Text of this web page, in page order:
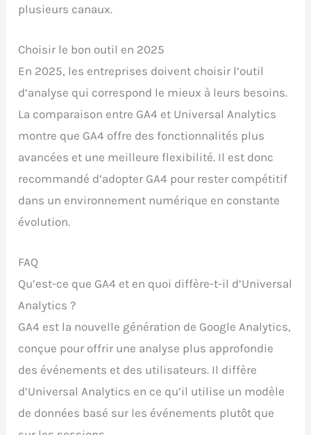
plusieurs canaux.
Choisir le bon outil en 2025
En 2025, les entreprises doivent choisir l’outil
d’analyse qui correspond le mieux à leurs besoins.
La comparaison entre GA4 et Universal Analytics
montre que GA4 offre des fonctionnalités plus
avancées et une meilleure flexibilité. Il est donc
recommandé d’adopter GA4 pour rester compétitif
dans un environnement numérique en constante
évolution.
FAQ
Qu’est-ce que GA4 et en quoi diffère-t-il d’Universal
Analytics ?
GA4 est la nouvelle génération de Google Analytics,
conçue pour offrir une analyse plus approfondie
des événements et des utilisateurs. Il diffère
d’Universal Analytics en ce qu’il utilise un modèle
de données basé sur les événements plutôt que